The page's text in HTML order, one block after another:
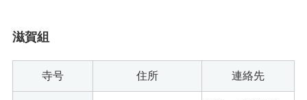
滋賀組
寺号 住所 連絡先